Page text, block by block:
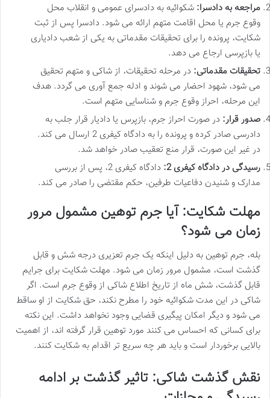
مراجعه به دادسرا: شکوائیه به دادسرای عمومی و انقلاب محل
وقوع جرم یا محل اقامت متهم ارائه می شود. دادسرا پس از ثبت
شکایت، پرونده را برای تحقیقات مقدماتی به یکی از شعب دادیاری
یا بازپرسی ارجاع می دهد.
تحقیقات مقدماتی: در مرحله تحقیقات، از شاکی و متهم تحقیق
می شود، شهود احضار می شوند و ادله جمع آوری می گردد. هدف
این مرحله، احراز وقوع جرم و شناسایی متهم است.
صدور قرار: در صورت احراز جرم، بازپرس یا دادیار قرار جلب به
دادرسی صادر کرده و پرونده را به دادگاه کیفری 2 ارسال می کند.
در غیر این صورت، قرار منع تعقیب صادر خواهد شد.
رسیدگی در دادگاه کیفری 2:
دادگاه کیفری 2، پس از بررسی
مدارک و شنیدن دفاعیات طرفین، حکم مقتضی را صادر می کند.
مهلت شکایت: آیا جرم توهین مشمول مرور
زمان می شود؟
بله، جرم توهین به دلیل اینکه یک جرم تعزیری درجه شش و قابل
گذشت است، مشمول مرور زمان می شود. مهلت شکایت برای جرایم
قابل گذشت، شش ماه از تاریخ اطلاع شاکی از وقوع جرم است. اگر
شاکی در این مدت شکوائیه خود را مطرح نکند، حق شکایت از او ساقط
می شود و دیگر امکان پیگیری قضایی وجود نخواهد داشت. این نکته
برای کسانی که احساس می کنند مورد توهین قرار گرفته اند، از اهمیت
بالایی برخوردار است و باید هر چه سریع تر اقدام به شکایت کنند.
نقش گذشت شاکی: تاثیر گذشت بر ادامه